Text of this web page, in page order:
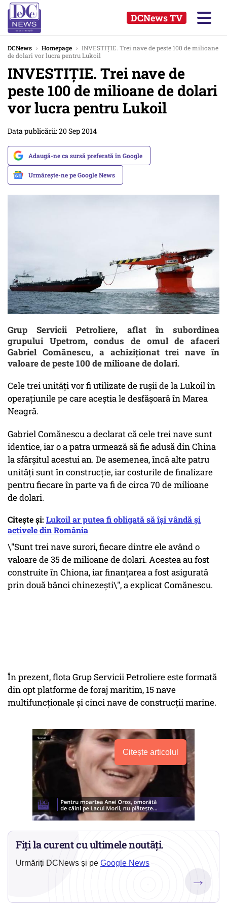
DCNews TV
DCNews › Homepage › INVESTIȚIE. Trei nave de peste 100 de milioane
de dolari vor lucra pentru Lukoil
INVESTIȚIE. Trei nave de
peste 100 de milioane de dolari
vor lucra pentru Lukoil
Data publicării: 20 Sep 2014
Adaugă-ne ca sursă preferată în Google
Urmărește-ne pe Google News
Grup Servicii Petroliere, aflat în subordinea
grupului Upetrom, condus de omul de afaceri
Gabriel Comănescu, a achiziționat trei nave în
valoare de peste 100 de milioane de dolari.
Cele trei unități vor fi utilizate de rușii de la Lukoil în
operațiunile pe care aceștia le desfășoară în Marea
Neagră.
Gabriel Comănescu a declarat că cele trei nave sunt
identice, iar o a patra urmează să fie adusă din China
la sfârșitul acestui an. De asemenea, încă alte patru
unități sunt în construcție, iar costurile de finalizare
pentru fiecare în parte va fi de circa 70 de milioane
de dolari.
Citește și: Lukoil ar putea fi obligată să își vândă și
activele din România
\"Sunt trei nave surori, fiecare dintre ele având o
valoare de 35 de milioane de dolari. Acestea au fost
construite în Chiona, iar finanțarea a fost asigurată
prin două bănci chinezești\", a explicat Comănescu.
În prezent, flota Grup Servicii Petroliere este formată
din opt platforme de foraj maritim, 15 nave
multifuncționale și cinci nave de construcții marine.
Citește articolul
Fiți la curent cu ultimele noutăți.
Urmăriți DCNews și pe Google News
→